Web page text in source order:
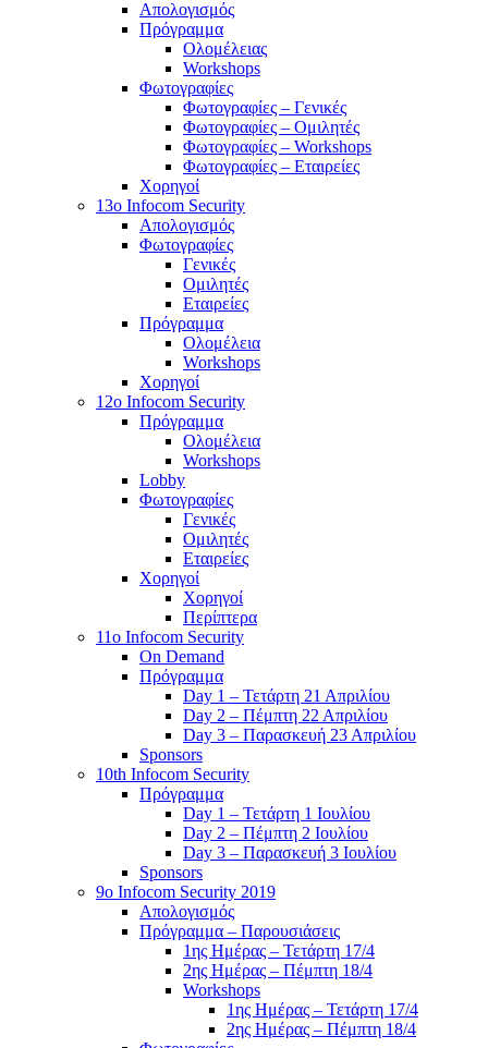
Απολογισμός
Πρόγραμμα
Ολομέλειας
Workshops
Φωτογραφίες
Φωτογραφίες – Γενικές
Φωτογραφίες – Ομιλητές
Φωτογραφίες – Workshops
Φωτογραφίες – Εταιρείες
Χορηγοί
13o Infocom Security
Απολογισμός
Φωτογραφίες
Γενικές
Ομιλητές
Εταιρείες
Πρόγραμμα
Ολομέλεια
Workshops
Χορηγοί
12o Infocom Security
Πρόγραμμα
Ολομέλεια
Workshops
Lobby
Φωτογραφίες
Γενικές
Ομιλητές
Εταιρείες
Χορηγοί
Χορηγοί
Περίπτερα
11o Infocom Security
On Demand
Πρόγραμμα
Day 1 – Τετάρτη 21 Απριλίου
Day 2 – Πέμπτη 22 Απριλίου
Day 3 – Παρασκευή 23 Απριλίου
Sponsors
10th Infocom Security
Πρόγραμμα
Day 1 – Τετάρτη 1 Ιουλίου
Day 2 – Πέμπτη 2 Ιουλίου
Day 3 – Παρασκευή 3 Ιουλίου
Sponsors
9ο Infocom Security 2019
Απολογισμός
Πρόγραμμα – Παρουσιάσεις
1ης Ημέρας – Τετάρτη 17/4
2ης Ημέρας – Πέμπτη 18/4
Workshops
1ης Ημέρας – Τετάρτη 17/4
2ης Ημέρας – Πέμπτη 18/4